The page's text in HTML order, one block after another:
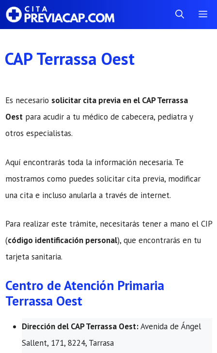
Saltar
CAP Terrassa Oest
Es necesario solicitar cita previa en el CAP Terrassa
Oest para acudir a tu médico de cabecera, pediatra y
otros especialistas.
Aquí encontrarás toda la información necesaria. Te
mostramos como puedes solicitar cita previa, modificar
una cita e incluso anularla a través de internet.
Para realizar este trámite, necesitarás tener a mano el CIP
(código identificación personal), que encontrarás en tu
tarjeta sanitaria.
Centro de Atención Primaria
Terrassa Oest
Dirección del CAP Terrassa Oest:Avenida de Ángel
Sallent, 171, 8224, Tarrasa